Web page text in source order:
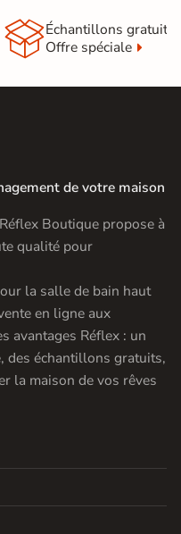
Échantillons gratuit
Offre spéciale
de votre maison
Boutique propose à
qualité pour
la salle de bain haut
en ligne aux
avantages Réflex : un
des échantillons gratuits,
la maison de vos rêves